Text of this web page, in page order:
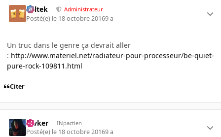
Soltek Administrateur
Posté(e) le 18 octobre 20169 a
Un truc dans le genre ça devrait aller
: http://www.materiel.net/radiateur-pour-processeur/be-quiet-
pure-rock-109811.html
Citer
revker INpactien
Posté(e) le 18 octobre 20169 a